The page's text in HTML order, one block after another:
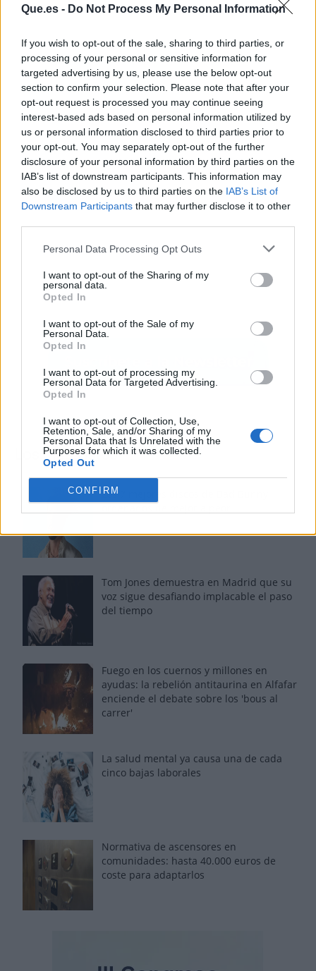
Que.es - Do Not Process My Personal Information
If you wish to opt-out of the sale, sharing to third parties, or
processing of your personal or sensitive information for
targeted advertising by us, please use the below opt-out
section to confirm your selection. Please note that after your
opt-out request is processed you may continue seeing
interest-based ads based on personal information utilized by
us or personal information disclosed to third parties prior to
your opt-out. You may separately opt-out of the further
disclosure of your personal information by third parties on the
IAB’s list of downstream participants. This information may
also be disclosed by us to third parties on the IAB’s List of
Downstream Participants that may further disclose it to other
Personal Data Processing Opt Outs
I want to opt-out of the Sharing of my
personal data.
Opted In
I want to opt-out of the Sale of my
Personal Data.
Opted In
I want to opt-out of processing my
Personal Data for Targeted Advertising.
Opted In
I want to opt-out of Collection, Use,
Retention, Sale, and/or Sharing of my
Personal Data that Is Unrelated with the
Purposes for which it was collected.
Opted Out
CONFIRM
Los más vistos
Los 7 mejores discos de Bad Bunny,
Tom Jones demuestra en Madrid que su
voz sigue desafiando implacable el paso
del tiempo
Fuego en los cuernos y millones en
ayudas: la rebelión antitaurina en Alfafar
enciende el debate sobre los 'bous al
carrer'
La salud mental ya causa una de cada
cinco bajas laborales
Normativa de ascensores en
comunidades: hasta 40.000 euros de
coste para adaptarlos